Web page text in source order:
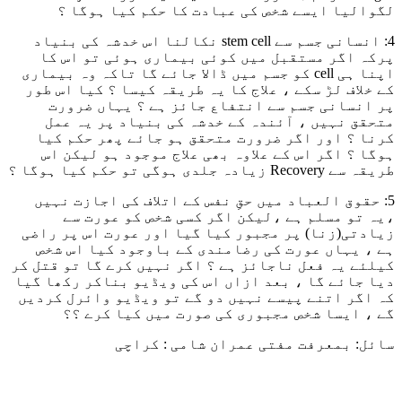
لگوالیا ایسے شخص کی عبادت کا حکم کیا ہوگا ؟
4: انسانی جسم سے stem cell نکالنا اس خدشہ کی بنیاد
پرکہ اگر مستقبل میں کوئی بیماری ہوئی تو اس کا
اپنا ہی cell کو جسم میں ڈالا جائے گا تاکہ وہ بیماری
کے خلاف لڑ سکے ، علاج کا یہ طریقہ کیسا ؟ کیا اس طور
پر انسانی جسم سے انتفاع جائز ہے ؟ یہاں ضرورت
متحقق نہیں ، آئندہ کے خدشہ کی بنیاد پر یہ عمل
کرنا ؟ اور اگر ضرورت متحقق ہو جائے پھر حکم کیا
ہوگا ؟ اگر اس کے علاوہ بھی علاج موجود ہو لیکن اس
طریقہ سے Recovery زیادہ جلدی ہوگی تو حکم کیا ہوگا ؟
5: حقوق العباد میں حقِ نفس کے اتلاف کی اجازت نہیں
،یہ تو مسلم ہے ،لیکن اگر کسی شخص کو عورت سے
زیادتی(زنا) پر مجبور کیا گیا اور عورت اس پر راضی
ہے ، یہاں عورت کی رضامندی کے باوجود کیا اس شخص
کیلئے یہ فعل ناجائز ہے ؟ اگر نہیں کرے گا تو قتل کر
دیا جائے گا ، بعد ازاں اس کی ویڈیو بناکر رکھا گیا
کہ اگر اتنے پیسے نہیں دو گے تو ویڈیو وائرل کردیں
گے ، ایسا شخص مجبوری کی صورت میں کیا کرے ؟؟
سائل: بمعرفت مفتی عمران شامی : کراچی